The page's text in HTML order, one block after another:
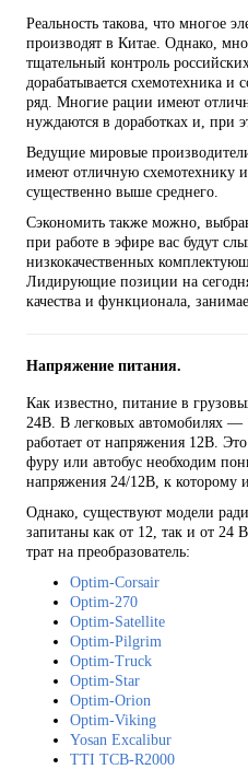
Реальность такова, что многое
производят в Китае. Однако,
тщательный контроль
дорабатывается схемотехника и
ряд. Многие рации имеют
нуждаются в доработках и, при
Ведущие мировые
имеют отличную схемотехнику
существенно выше среднего.
Сэкономить также можно,
при работе в эфире вас будут
низкокачественных
Лидирующие позиции на
качества и функционала,
Напряжение питания.
Как известно, питание в
24В. В легковых автомобилях
работает от напряжения 12В.
фуру или автобус необходим
напряжения 24/12В, к которому
Однако, существуют модели
запитаны как от 12, так и от 24
трат на преобразователь:
Optim-Corsair
Optim-270
Optim-Satellite
Optim-Pilgrim
Optim-Truck
Optim-Star
Optim-Orion
Optim-Viking
Yosan Excalibur
TTI TCB-R2000